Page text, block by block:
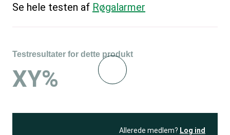
Se hele testen af Røgalarmer
Testresultater for dette produkt
XY%
Allerede medlem? Log ind